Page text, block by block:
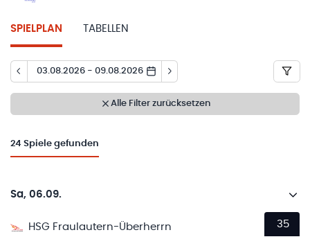
SPIELPLAN TABELLEN
03.08.2026 - 09.08.2026
Alle Filter zurücksetzen
24 Spiele gefunden
Sa, 06.09.
HSG Fraulautern-Überherrn
35